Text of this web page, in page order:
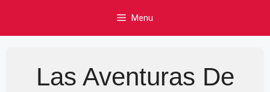
content
Menu
Las Aventuras De